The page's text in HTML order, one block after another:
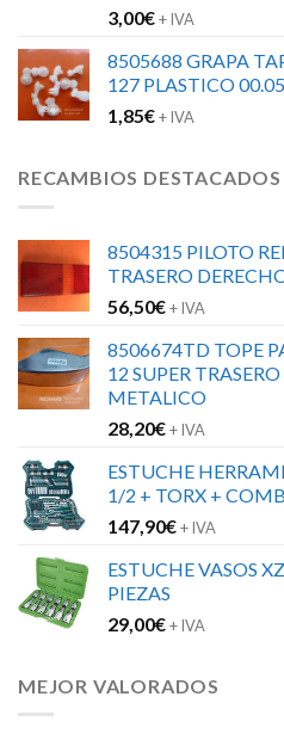
3,00€+ IVA
8505688 GRAPA
127 PLASTICO
1,85€+ IVA
RECAMBIOS DESTACADOS
8504315 PILOTO
TRASERO
56,50€+ IVA
8506674TD TOPE
12 SUPER
METALICO
28,20€+ IVA
ESTUCHE
1/2 + TORX +
147,90€+ IVA
ESTUCHE VASOS
PIEZAS
29,00€+ IVA
MEJOR VALORADOS